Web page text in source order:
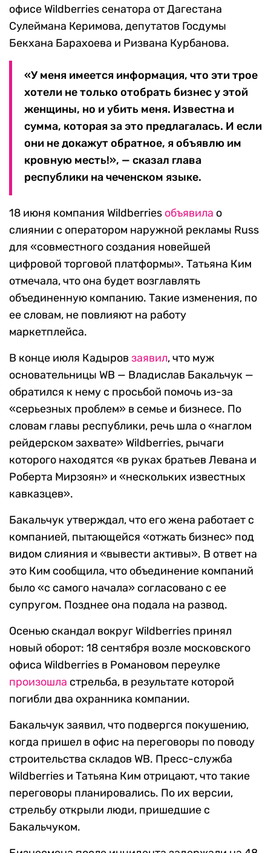
офисе Wildberries сенатора от Дагестана
Сулеймана Керимова, депутатов Госдумы
Бекхана Барахоева и Ризвана Курбанова.
«У меня имеется информация, что эти трое
хотели не только отобрать бизнес у этой
женщины, но и убить меня. Известна и
сумма, которая за это предлагалась. И если
они не докажут обратное, я объявлю им
кровную месть!», — сказал глава
республики на чеченском языке.
18 июня компания Wildberries объявила о
слиянии с оператором наружной рекламы Russ
для «совместного создания новейшей
цифровой торговой платформы». Татьяна Ким
отмечала, что она будет возглавлять
объединенную компанию. Такие изменения, по
ее словам, не повлияют на работу
маркетплейса.
В конце июля Кадыров заявил, что муж
основательницы WB — Владислав Бакальчук —
обратился к нему с просьбой помочь из-за
«серьезных проблем» в семье и бизнесе. По
словам главы республики, речь шла о «наглом
рейдерском захвате» Wildberries, рычаги
которого находятся «в руках братьев Левана и
Роберта Мирзоян» и «нескольких известных
кавказцев».
Бакальчук утверждал, что его жена работает с
компанией, пытающейся «отжать бизнес» под
видом слияния и «вывести активы». В ответ на
это Ким сообщила, что объединение компаний
было «с самого начала» согласовано с ее
супругом. Позднее она подала на развод.
Осенью скандал вокруг Wildberries принял
новый оборот: 18 сентября возле московского
офиса Wildberries в Романовом переулке
произошла стрельба, в результате которой
погибли два охранника компании.
Бакальчук заявил, что подвергся покушению,
когда пришел в офис на переговоры по поводу
строительства складов WB. Пресс-служба
Wildberries и Татьяна Ким отрицают, что такие
переговоры планировались. По их версии,
стрельбу открыли люди, пришедшие с
Бакальчуком.